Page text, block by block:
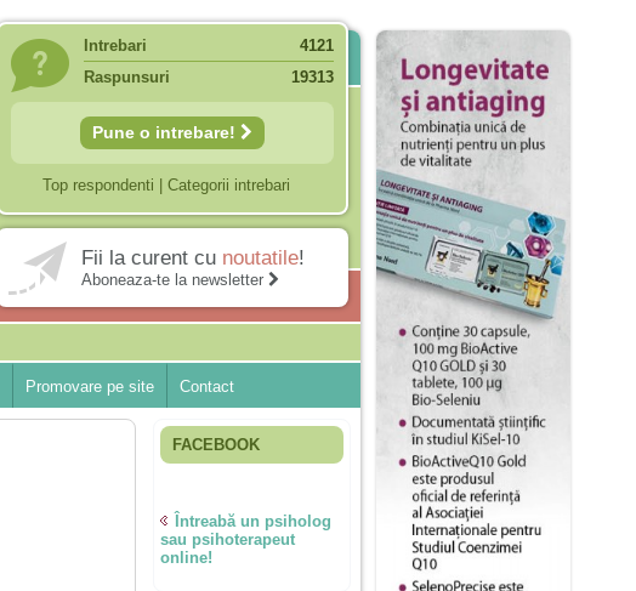
Intrebari
4121
Raspunsuri
19313
Pune o intrebare!
Top respondenti Categorii intrebari
Fii la curent cu noutatile!
Aboneaza-te la newsletter
Promovare pe site Contact
FACEBOOK
Întreabă un psiholog
sau psihoterapeut
online!